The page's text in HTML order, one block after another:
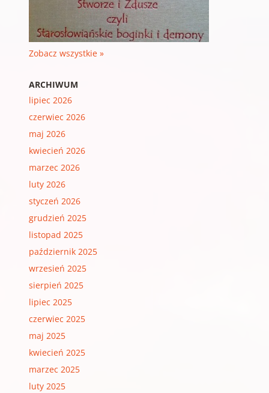
Zobacz wszystkie »
ARCHIWUM
lipiec 2026
czerwiec 2026
maj 2026
kwiecień 2026
marzec 2026
luty 2026
styczeń 2026
grudzień 2025
listopad 2025
październik 2025
wrzesień 2025
sierpień 2025
lipiec 2025
czerwiec 2025
maj 2025
kwiecień 2025
marzec 2025
luty 2025